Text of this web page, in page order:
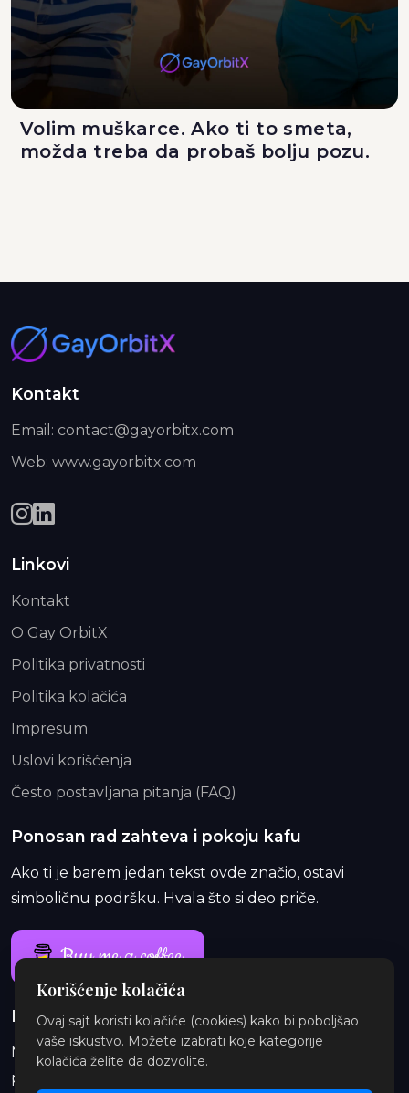
Volim muškarce. Ako ti to smeta,
možda treba da probaš bolju pozu.
Kontakt
Email: contact@gayorbitx.com
Web: www.gayorbitx.com
Linkovi
Kontakt
O Gay OrbitX
Politika privatnosti
Politika kolačića
Impresum
Uslovi korišćenja
Često postavljana pitanja (FAQ)
Ponosan rad zahteva i pokoju kafu
Ako ti je barem jedan tekst ovde značio, ostavi
simboličnu podršku. Hvala što si deo priče.
Buy me a coffee
Ponosan rad traje i duže od jedne kafe
Na Patreon-u te čekaju ekskluzivne i eksplicitne
priče, najave, insajderske priče, audio i ilustracije.
Korišćenje kolačića
Ovaj sajt koristi kolačiće (cookies) kako bi poboljšao
vaše iskustvo. Možete izabrati koje kategorije
kolačića želite da dozvolite.